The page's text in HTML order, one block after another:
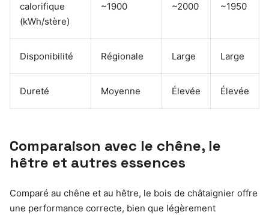
calorifique
(kWh/stère)
~1900 ~2000 ~1950
Disponibilité Régionale Large Large
Dureté Moyenne Élevée Élevée
Comparaison avec le chêne, le
hêtre et autres essences
Comparé au chêne et au hêtre, le bois de châtaignier offre
une performance correcte, bien que légèrement